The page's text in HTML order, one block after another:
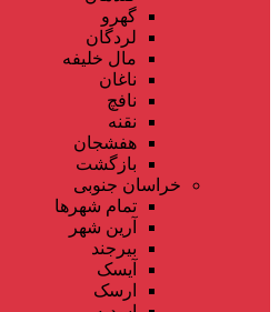
گهرو
لردگان
مال خلیفه
ناغان
نافچ
نقنه
هفشجان
بازگشت
خراسان جنوبی
تمام شهر‌ها
آرین شهر
بیرجند
آیسک
ارسک